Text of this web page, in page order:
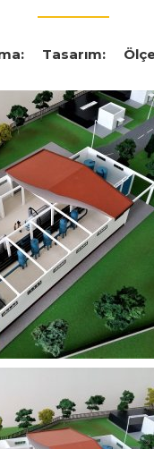
Tasarım:
PAKET
ANKARA